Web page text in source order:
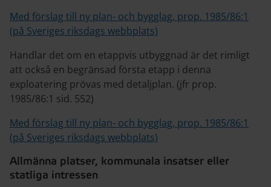
Med förslag till ny plan- och bygglag, prop. 1985/86:1
(på Sveriges riksdags webbplats)
Handlar det om en etappvis utbyggnad är det rimligt
att också en begränsad första etapp i denna
exploatering prövas med detaljplan. (jfr prop.
1985/86:1 sid. 552)
Med förslag till ny plan- och bygglag, prop. 1985/86:1
(på Sveriges riksdags webbplats)
Allmänna platser, kommunala insatser eller
statliga intressen